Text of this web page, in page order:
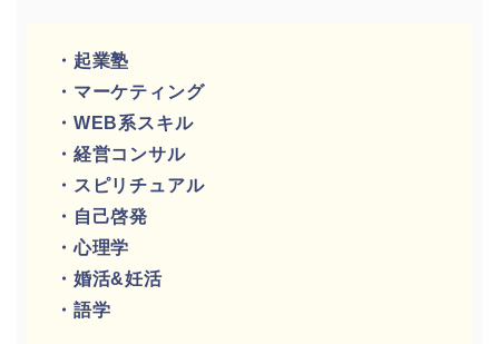
・起業塾
・マーケティング
・WEB系スキル
・経営コンサル
・スピリチュアル
・自己啓発
・心理学
・婚活&妊活
・語学